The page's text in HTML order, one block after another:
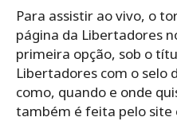
Para assistir ao vivo, o
página da Libertadores
primeira opção, sob o
Libertadores com o selo
como, quando e onde
também é feita pelo site